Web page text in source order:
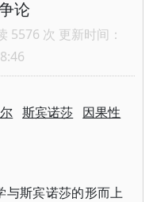
论
5576 次 更新时间：
斯宾诺莎 因果性
与斯宾诺莎的形而上